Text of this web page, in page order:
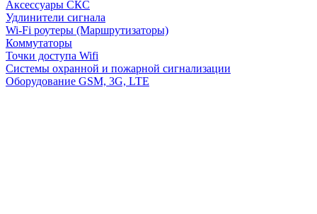
Аксессуары СКС
Удлинители сигнала
Wi-Fi роутеры (Маршрутизаторы)
Коммутаторы
Точки доступа Wifi
Системы охранной и пожарной сигнализации
Оборудование GSM, 3G, LTE